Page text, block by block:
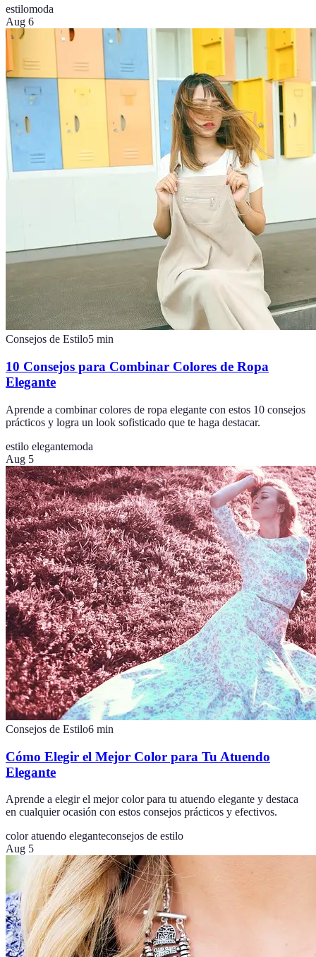
estilomoda
Aug 6
Consejos de Estilo5 min
10 Consejos para Combinar Colores de Ropa
Elegante
Aprende a combinar colores de ropa elegante con estos 10 consejos
prácticos y logra un look sofisticado que te haga destacar.
estilo elegantemoda
Aug 5
Consejos de Estilo6 min
Cómo Elegir el Mejor Color para Tu Atuendo
Elegante
Aprende a elegir el mejor color para tu atuendo elegante y destaca
en cualquier ocasión con estos consejos prácticos y efectivos.
color atuendo eleganteconsejos de estilo
Aug 5